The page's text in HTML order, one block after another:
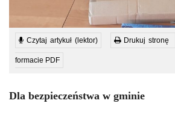
Czytaj artykuł (lektor) Drukuj stronę
formacie PDF
Dla bezpieczeństwa w gminie